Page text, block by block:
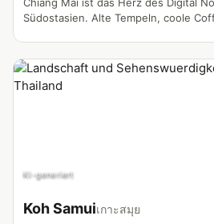
Südostasien. Alte Tempeln, coole
KI-generiert
Koh Samuiเกาะสมุย